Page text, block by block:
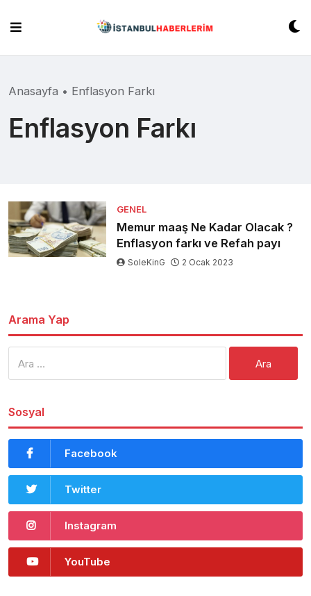
content
Anasayfa • Enflasyon Farkı
Enflasyon Farkı
GENEL
Memur maaş Ne Kadar Olacak ?
Enflasyon farkı ve Refah payı
SoleKinG 2 Ocak 2023
Arama Yap
Sosyal
Facebook
Twitter
Instagram
YouTube